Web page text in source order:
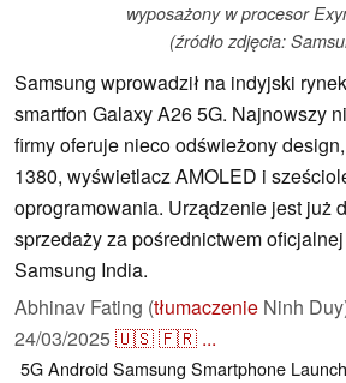
wyposażony w procesor
(źródło zdjęcia:
Samsung wprowadził na indyjski
smartfon Galaxy A26 5G. Najnowszy
firmy oferuje nieco odświeżony
1380, wyświetlacz AMOLED i
oprogramowania. Urządzenie jest już
sprzedaży za pośrednictwem
Samsung India.
Abhinav Fating (tłumaczenie Ninh
24/03/2025🇺🇸🇫🇷 ...
5GAndroidSamsung Smartphone Launch